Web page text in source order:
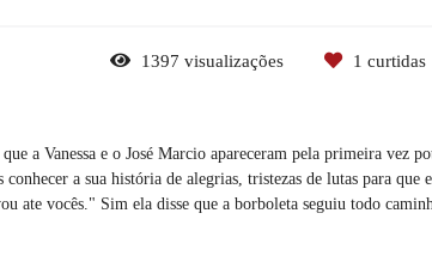
1397 visualizações 1 curtidas
a Vanessa e o José Marcio apareceram pela primeira vez
a sua história de alegrias, tristezas de lutas para
ate vocês." Sim ela disse que a borboleta seguiu todo